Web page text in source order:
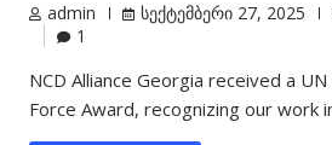
admin სექტემბერი 27, 2025
1
NCD Alliance Georgia received a
Force Award, recognizing our work